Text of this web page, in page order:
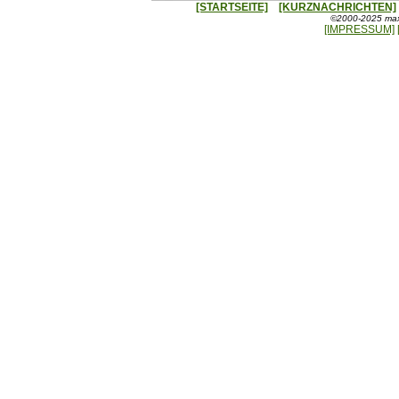
[STARTSEITE] [KURZNACHRICHTEN]
©2000-2025
[IMPRESSUM]